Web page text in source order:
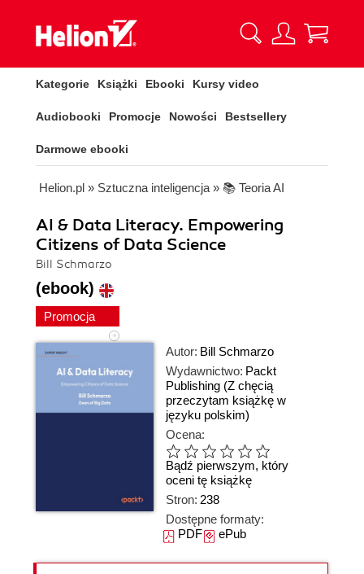
Kategorie Książki Ebooki Kursy video
Audiobooki Promocje Nowości Bestsellery
Darmowe ebooki
Helion.pl » Sztuczna inteligencja » 📚 Teoria AI
AI & Data Literacy. Empowering
Citizens of Data Science
Bill Schmarzo
(ebook)
Promocja
Autor: Bill Schmarzo
Wydawnictwo: Packt
Publishing (Z chęcią
przeczytam książkę w
języku polskim)
Ocena:
Bądź pierwszym, który
oceni tę książkę
Stron: 238
Dostępne formaty:
PDFePub